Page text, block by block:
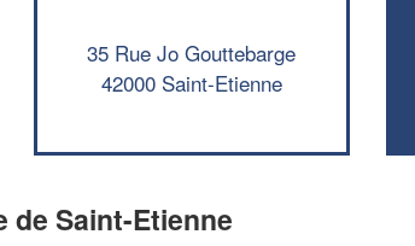
35 Rue Jo Gouttebarge
42000 Saint-Etienne
de Saint-Etienne